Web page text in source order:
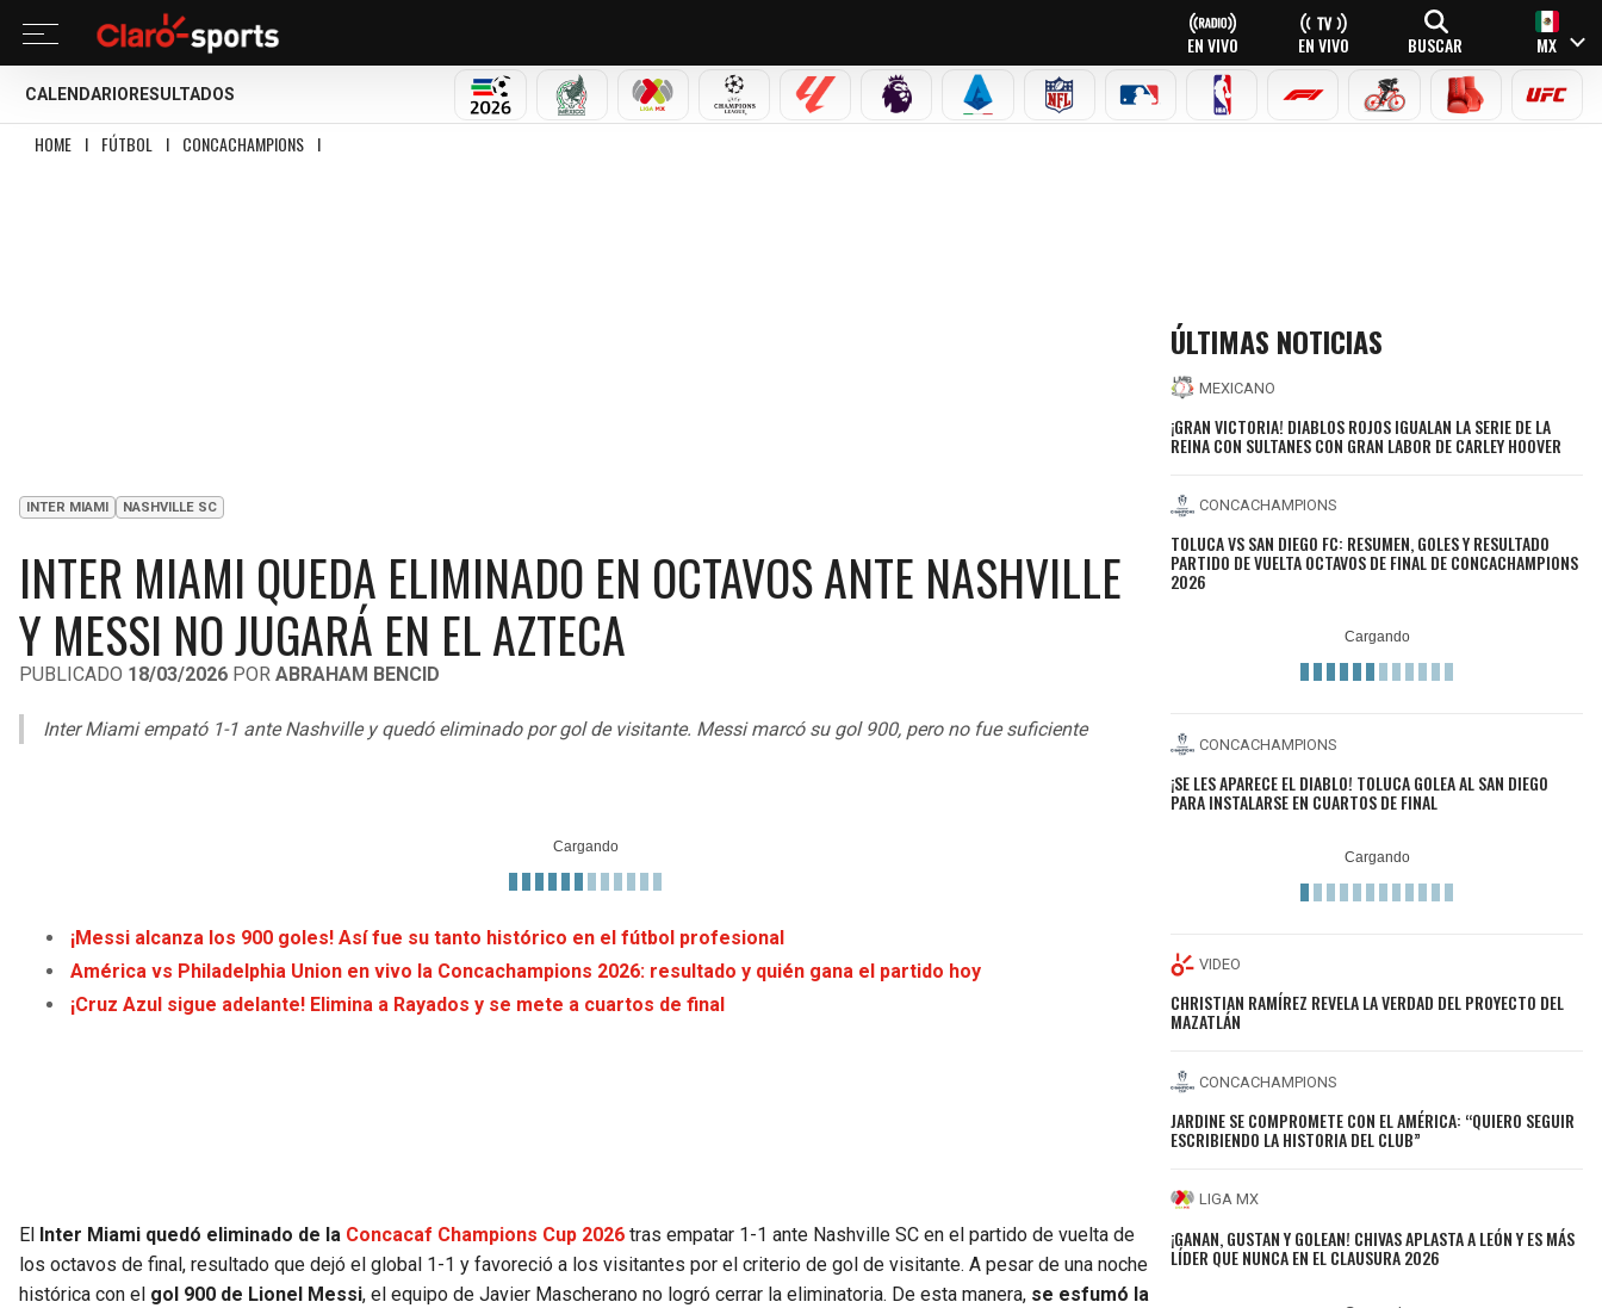
EN VIVO EN VIVO BUSCAR MX
CALENDARIO RESULTADOS
MUNDIAL 2026SELECCIÓN MEXICANA
LIGA MX CHAMPIONS LEAGUE
LALIGA PREMIER LEAGUE
SERIE A NFL MLB NBA FÓRMULA 1CICLISMOBOXEO UFC
HOME I FÚTBOL I CONCACHAMPIONS I
INTER MIAMI NASHVILLE SC
INTER MIAMI QUEDA ELIMINADO EN OCTAVOS ANTE NASHVILLE
Y MESSI NO JUGARÁ EN EL AZTECA
PUBLICADO 18/03/2026 POR ABRAHAM BENCID
Inter Miami empató 1-1 ante Nashville y quedó eliminado por gol de visitante. Messi marcó su gol 900, pero no fue suficiente
¡Messi alcanza los 900 goles! Así fue su tanto histórico en el fútbol profesional
América vs Philadelphia Union en vivo la Concachampions 2026: resultado y quién gana el partido hoy
¡Cruz Azul sigue adelante! Elimina a Rayados y se mete a cuartos de final
El Inter Miami quedó eliminado de la Concacaf Champions Cup 2026 tras empatar 1-1 ante Nashville SC en el partido de vuelta de
los octavos de final, resultado que dejó el global 1-1 y favoreció a los visitantes por el criterio de gol de visitante. A pesar de una noche
histórica con el gol 900 de Lionel Messi, el equipo de Javier Mascherano no logró cerrar la eliminatoria. De esta manera, se esfumó la
ÚLTIMAS NOTICIAS
MEXICANO
¡GRAN VICTORIA! DIABLOS ROJOS IGUALAN LA SERIE DE LA
REINA CON SULTANES CON GRAN LABOR DE CARLEY HOOVER
CONCACHAMPIONS
TOLUCA VS SAN DIEGO FC: RESUMEN, GOLES Y RESULTADO
PARTIDO DE VUELTA OCTAVOS DE FINAL DE CONCACHAMPIONS
2026
CONCACHAMPIONS
¡SE LES APARECE EL DIABLO! TOLUCA GOLEA AL SAN DIEGO
PARA INSTALARSE EN CUARTOS DE FINAL
VIDEO
CHRISTIAN RAMÍREZ REVELA LA VERDAD DEL PROYECTO DEL
MAZATLÁN
CONCACHAMPIONS
JARDINE SE COMPROMETE CON EL AMÉRICA: “QUIERO SEGUIR
ESCRIBIENDO LA HISTORIA DEL CLUB”
LIGA MX
¡GANAN, GUSTAN Y GOLEAN! CHIVAS APLASTA A LEÓN Y ES MÁS
LÍDER QUE NUNCA EN EL CLAUSURA 2026